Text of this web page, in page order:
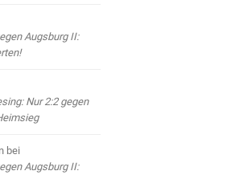
Augsburg II:
Nur 2:2 gegen
bei
Augsburg II: